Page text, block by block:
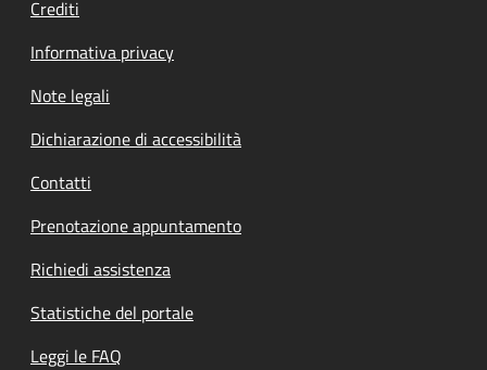
Crediti
Informativa privacy
Note legali
Dichiarazione di accessibilità
Contatti
Prenotazione appuntamento
Richiedi assistenza
Statistiche del portale
Leggi le FAQ